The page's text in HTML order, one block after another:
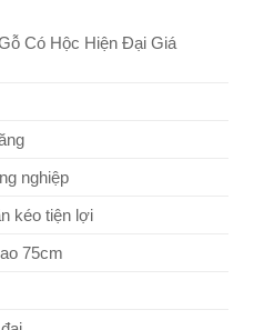
Có Hộc Hiện Đại Giá
nghiệp
kéo tiện lợi
75cm